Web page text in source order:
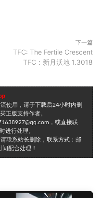
下一篇
TFC: The Fertile Crescent
TFC：新月沃地 1.3018
使用，请于下载后24小时内删
正版支持作者。
，或直接联
进行处理。
联系站长删除，联系方式：邮
配合处理！